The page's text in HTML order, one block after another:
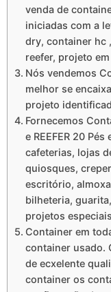
venda de
iniciadas com a
dry, container hc
reefer, projeto
Nós vendemos
melhor se
projeto
Fornecemos
e REEFER 20
cafeterias, lojas
quiosques,
escritório,
bilheteria,
projetos
Container em
container usado.
de ecxelente
container os